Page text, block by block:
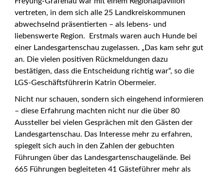
vertreten, in dem sich alle 25 Landkreiskommunen
abwechselnd präsentierten – als lebens- und
liebenswerte Region. Erstmals waren auch Hunde bei
einer Landesgartenschau zugelassen. „Das kam sehr gut
an. Die vielen positiven Rückmeldungen dazu
bestätigen, dass die Entscheidung richtig war“, so die
LGS-Geschäftsführerin Katrin Obermeier.
Nicht nur schauen, sondern sich eingehend informieren
– diese Erfahrung machten nicht nur die über 80
Aussteller bei vielen Gesprächen mit den Gästen der
Landesgartenschau. Das Interesse mehr zu erfahren,
spiegelt sich auch in den Zahlen der gebuchten
Führungen über das Landesgartenschaugelände. Bei
665 Führungen begleiteten 41 Gästeführer mehr als